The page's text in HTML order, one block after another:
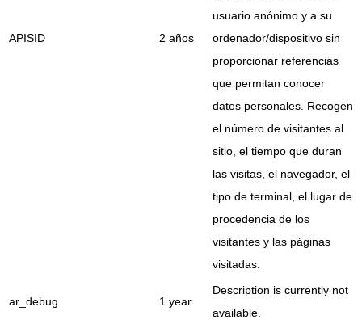
APISID 2 años
usuario anónimo y a su
ordenador/dispositivo sin
proporcionar referencias
que permitan conocer
datos personales. Recogen
el número de visitantes al
sitio, el tiempo que duran
las visitas, el navegador, el
tipo de terminal, el lugar de
procedencia de los
visitantes y las páginas
visitadas.
ar_debug 1 year
Description is currently not
available.